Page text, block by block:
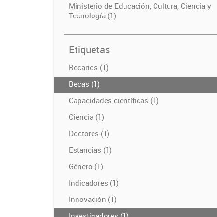
Ministerio de Educación, Cultura, Ciencia y
Tecnología (1)
Etiquetas
Becarios (1)
Becas (1)
Capacidades científicas (1)
Ciencia (1)
Doctores (1)
Estancias (1)
Género (1)
Indicadores (1)
Innovación (1)